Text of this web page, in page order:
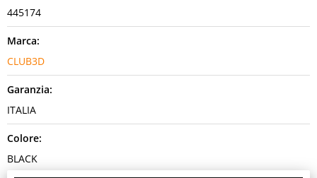
445174
Marca:
CLUB3D
Garanzia:
ITALIA
Colore:
BLACK